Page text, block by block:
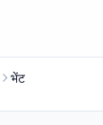
भेंट